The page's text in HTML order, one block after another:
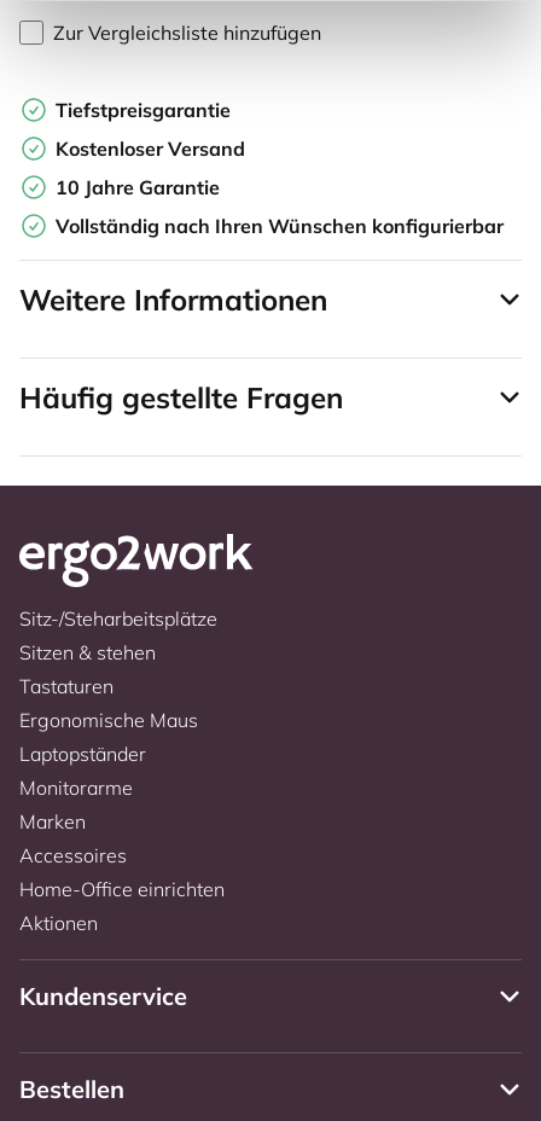
Zur Vergleichsliste hinzufügen
Tiefstpreisgarantie
Kostenloser Versand
10 Jahre Garantie
Vollständig nach Ihren Wünschen konfigurierbar
Weitere Informationen
Häufig gestellte Fragen
Sitz-/Steharbeitsplätze
Sitzen & stehen
Tastaturen
Ergonomische Maus
Laptopständer
Monitorarme
Marken
Accessoires
Home-Office einrichten
Aktionen
Kundenservice
Bestellen